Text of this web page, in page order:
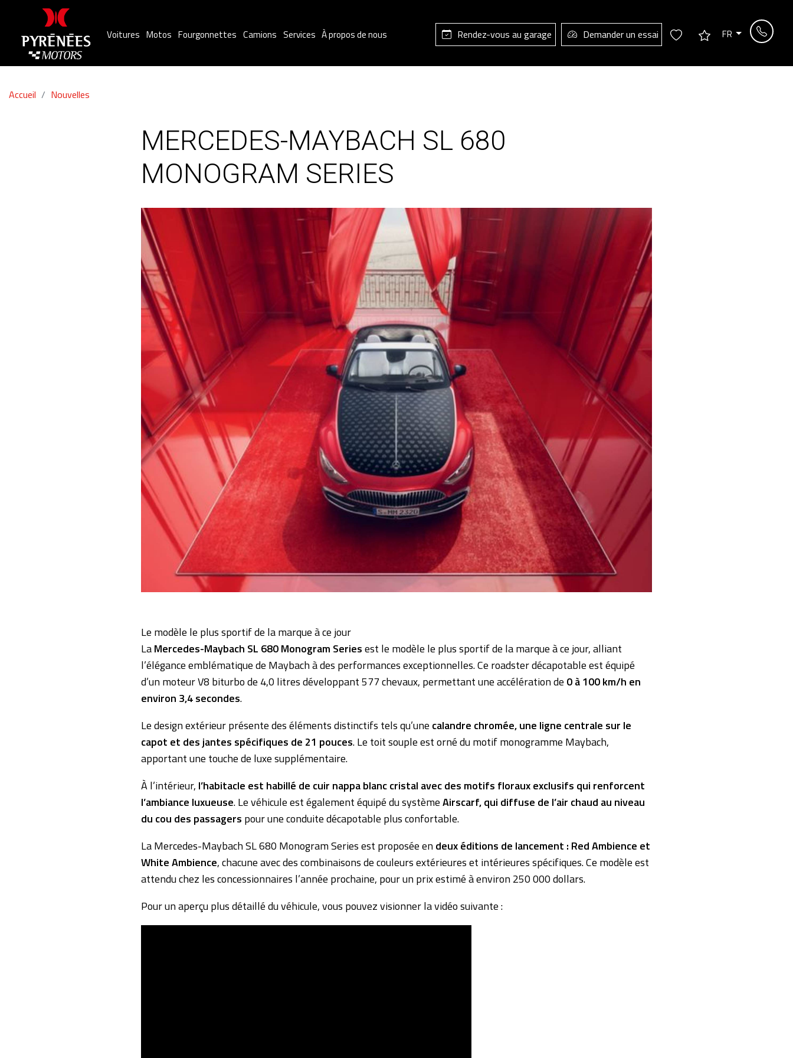
Voitures Motos Fourgonnettes Camions Services À propos de nous Rendez-vous au garage Demander un essai FR
Accueil Nouvelles
MERCEDES-MAYBACH SL 680
MONOGRAM SERIES
Le modèle le plus sportif de la marque à ce jour
LaMercedes-Maybach SL 680 Monogram Seriesest le modèle le plus sportif de la marque à ce jour, alliant
l’élégance emblématique de Maybach à des performances exceptionnelles. Ce roadster décapotable est équipé
d’un moteur V8 biturbo de 4,0 litres développant 577 chevaux, permettant une accélération de 0 à 100 km/h en
environ 3,4 secondes.
Le design extérieur présente des éléments distinctifs tels qu’une calandre chromée, une ligne centrale sur le
capot et des jantes spécifiques de 21 pouces. Le toit souple est orné du motif monogramme Maybach,
apportant une touche de luxe supplémentaire.
À l’intérieur, l’habitacle est habillé de cuir nappa blanc cristal avec des motifs floraux exclusifs qui renforcent
l’ambiance luxueuse. Le véhicule est également équipé du systèmeAirscarf, qui diffuse de l’air chaud au niveau
du cou des passagers pour une conduite décapotable plus confortable.
La Mercedes-Maybach SL 680 Monogram Series est proposée endeux éditions de lancement : Red Ambience et
White Ambience, chacune avec des combinaisons de couleurs extérieures et intérieures spécifiques. Ce modèle est
attendu chez les concessionnaires l’année prochaine, pour un prix estimé à environ 250 000 dollars.
Pour un aperçu plus détaillé du véhicule, vous pouvez visionner la vidéo suivante :